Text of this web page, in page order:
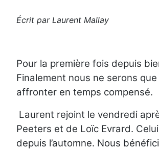
Écrit par Laurent Mallay
Pour la première fois depuis
Finalement nous ne serons
affronter en temps compensé.
Laurent rejoint le vendredi
Peeters et de Loïc Evrard.
depuis l’automne. Nous